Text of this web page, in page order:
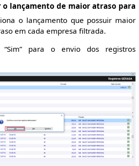
o lançamento de maior atraso para
o lançamento que possuir maior
em cada empresa filtrada.
“Sim” para o envio dos registros